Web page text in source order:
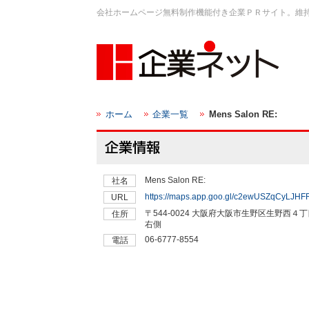
会社ホームページ無料制作機能付き企業ＰＲサイト。
ホーム 企業一覧 Mens Salon RE:
社名
Mens Salon RE:
URL
https://maps.app.goo.gl/
住所
〒544-0024 大阪府大阪市生野区生野西４
右側
電話
06-6777-8554